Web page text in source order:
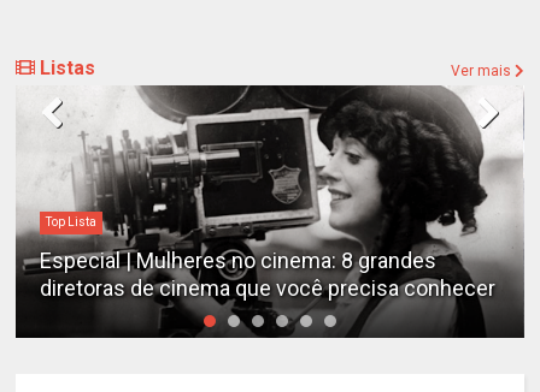
Listas Ver mais
Destaques
Estudo determina os filmes de cães mais
emocionantes de todos os tempos